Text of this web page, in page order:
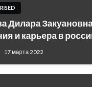
Дилара
и карьера в
17 марта 2022